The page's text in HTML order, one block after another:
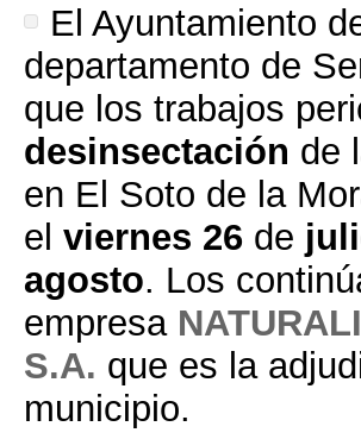
El Ayuntamiento
departamento de
que los trabajos
desinsectación de
en El Soto de la
el viernes 26 de
agosto. Los
empresa
S.A. que es la
municipio.